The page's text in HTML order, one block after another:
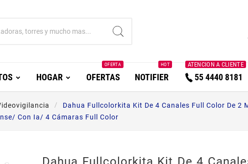
HOGAR OFERTAS
OFERTA
NOTIFIER
HOT
55 4440 8181
ATENCION A CLIENTE
Dahua Fullcolorkita Kit De 4 Canales Full Color De 2
Con Ia/ 4 Cámaras Full Color